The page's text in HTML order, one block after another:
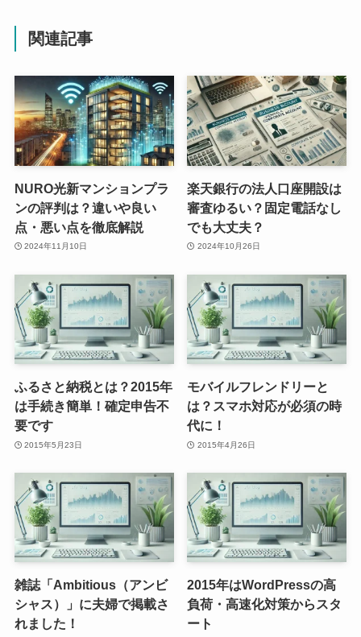
関連記事
NURO光新マンションプラ
ンの評判は？違いや良い
点・悪い点を徹底解説
2024年11月10日
楽天銀行の法人口座開設は
審査ゆるい？固定電話なし
でも大丈夫？
2024年10月26日
ふるさと納税とは？2015年
は手続き簡単！確定申告不
要です
2015年5月23日
モバイルフレンドリーと
は？スマホ対応が必須の時
代に！
2015年4月26日
雑誌「Ambitious（アンビ
シャス）」に夫婦で掲載さ
れました！
2015年はWordPressの高
負荷・高速化対策からスタ
ート